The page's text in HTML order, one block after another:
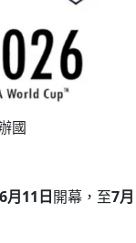
國
月11日開幕，至7月